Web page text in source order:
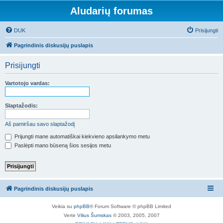
Aludarių forumas
DUK Prisijungti
Pagrindinis diskusijų puslapis
Prisijungti
Vartotojo vardas:
Slaptažodis:
Aš pamiršau savo slaptažodį
Prijungti mane automatiškai kiekvieno apsilankymo metu
Paslėpti mano būseną šios sesijos metu
Pagrindinis diskusijų puslapis
Veikia su phpBB® Forum Software © phpBB Limited
Vertė Vilius Šumskas© 2003, 2005, 2007